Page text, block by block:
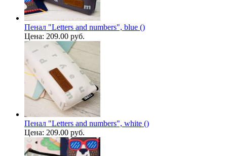
Пенал "Letters and numbers", blue ()
Цена: 209.00 руб.
Пенал "Letters and numbers", white ()
Цена: 209.00 руб.